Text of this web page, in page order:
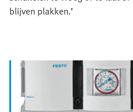
blijven plakken.’